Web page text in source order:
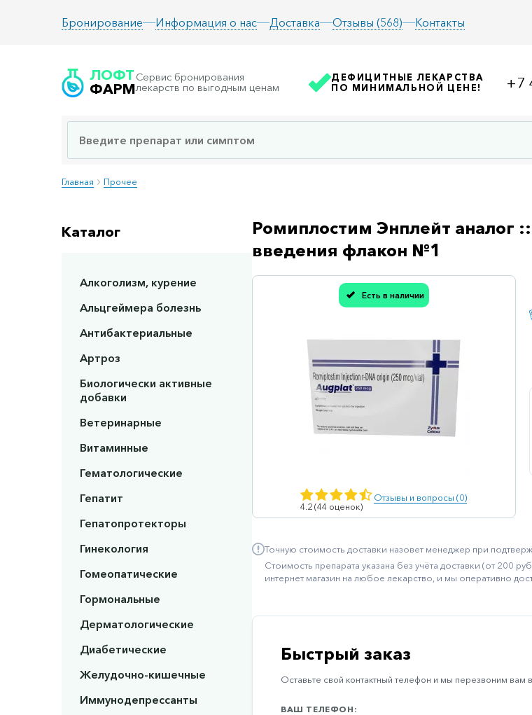
Бронирование Информация о нас Доставка Отзывы (568) Контакты
ЛОФТ
ФАРМ
Сервис бронирования
лекарств по выгодным ценам
ДЕФИЦИТНЫЕ ЛЕКАРСТВА
ПО МИНИМАЛЬНОЙ ЦЕНЕ!
+7
Главная Прочее
Каталог
Алкоголизм, курение
Альцгеймера болезнь
Антибактериальные
Артроз
Биологически активные
добавки
Ветеринарные
Витаминные
Гематологические
Гепатит
Гепатопротекторы
Гинекология
Гомеопатические
Гормональные
Дерматологические
Диабетические
Желудочно-кишечные
Иммунодепрессанты
Ромиплостим Энплейт аналог
введения флакон №1
Есть в наличии
4.2 (44 оценок)
Отзывы и вопросы (0)
Спасибо, мы учли Вашу оценку!
Точную стоимость доставки назовет менеджер при
Стоимость препарата указана без учёта доставки (от 200
интернет магазин на любое лекарство, и мы оперативно
Быстрый заказ
Оставьте свой контактный телефон и мы перезвоним вам в
ВАШ ТЕЛЕФОН: